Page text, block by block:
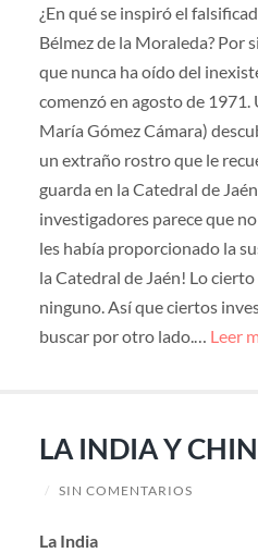
¿En qué se inspiró el
Bélmez de la Moraleda? Por
que nunca ha oído del
comenzó en agosto de
María Gómez Cámara)
un extraño rostro que le
guarda en la Catedral de
investigadores parece que
les había proporcionado la
la Catedral de Jaén! Lo
ninguno. Así que ciertos
buscar por otro lado.… Leer
LA INDIA Y
/ SIN COMENTARIOS
La India